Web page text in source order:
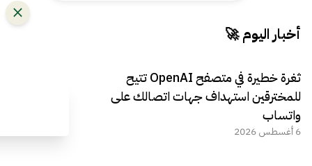
أخبار اليوم 🚀
ثغرة خطيرة في متصفح OpenAI تتيح
للمخترقين استهداف جهات اتصالك على
واتساب
6 أغسطس 2026